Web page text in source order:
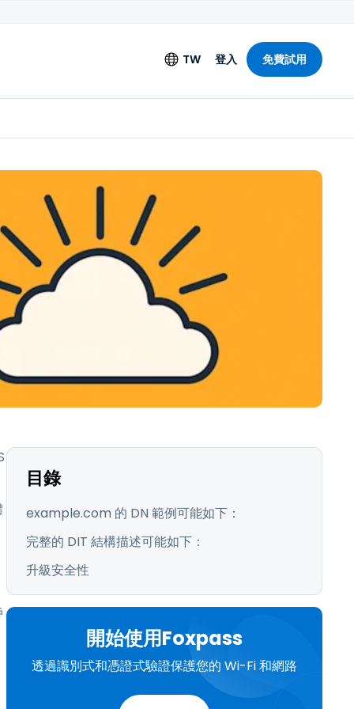
TW
Español
Français
Italiano
Nederlands
Português
日本語
ภาษาไทย
登入 免費試用
目錄
example.com 的 DN 範例可能如下：
完整的 DIT 結構描述可能如下：
升級安全性
開始使用Foxpass
透過識別式和憑證式驗證保護您的 Wi-Fi 和網路